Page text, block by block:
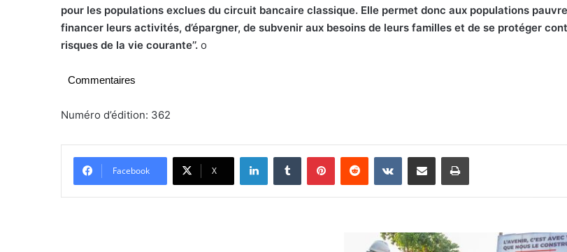
pour les populations exclues du circuit bancaire classique. Elle permet donc aux populations
financer leurs activités, d’épargner, de subvenir aux besoins de leurs familles et de se protéger
risques de la vie courante’’. o
Commentaires
Numéro d’édition: 362
Facebook X